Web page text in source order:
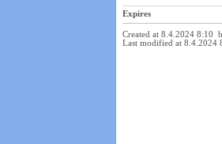
Expires
Created at 8.4.2024 8:10
Last modified at 8.4.2024